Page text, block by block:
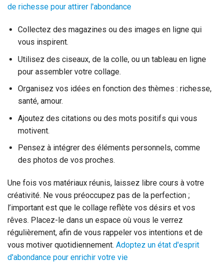
de richesse pour attirer l'abondance
Collectez des magazines ou des images en ligne qui
vous inspirent.
Utilisez des ciseaux, de la colle, ou un tableau en ligne
pour assembler votre collage.
Organisez vos idées en fonction des thèmes : richesse,
santé, amour.
Ajoutez des citations ou des mots positifs qui vous
motivent.
Pensez à intégrer des éléments personnels, comme
des photos de vos proches.
Une fois vos matériaux réunis, laissez libre cours à votre
créativité. Ne vous préoccupez pas de la perfection ;
l’important est que le collage reflète vos désirs et vos
rêves. Placez-le dans un espace où vous le verrez
régulièrement, afin de vous rappeler vos intentions et de
vous motiver quotidiennement. Adoptez un état d'esprit
d'abondance pour enrichir votre vie